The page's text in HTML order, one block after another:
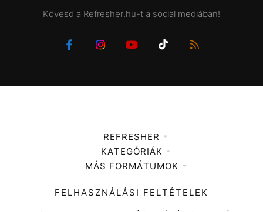
Kövesd a Refresher.hu-t a social mediában!
REFRESHER
Médiaajánlat
KATEGÓRIÁK
Zene
Divat
MÁS FORMÁTUMOK
FELHASZNÁLÁSI FELTÉTELEK